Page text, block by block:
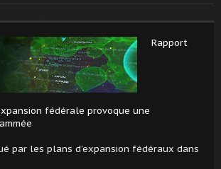
Rapport
fédérale provoque une
par les plans d’expansion fédéraux dans